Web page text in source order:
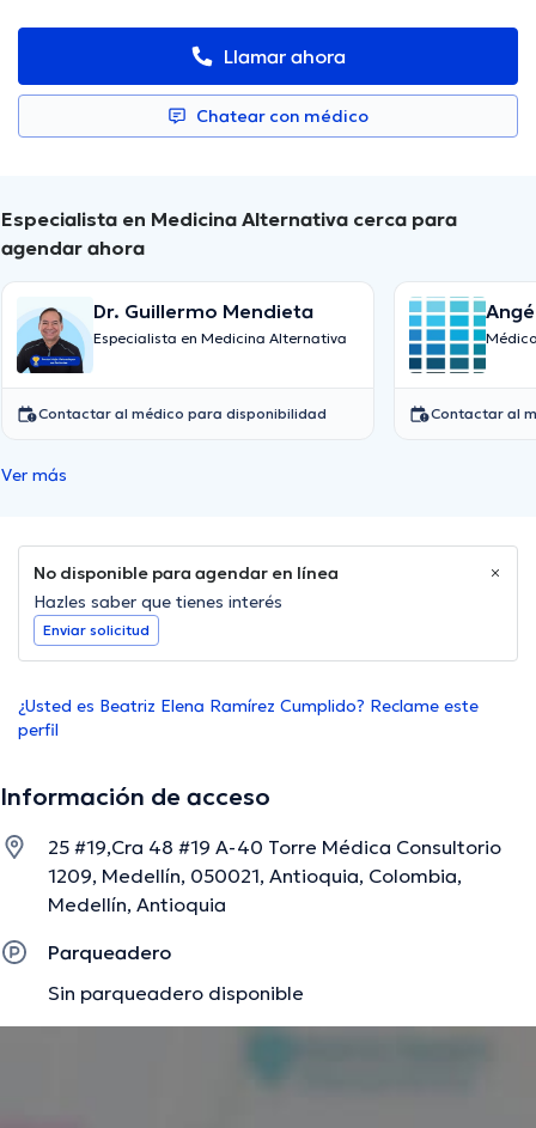
Llamar ahora
Chatear con médico
Especialista en Medicina Alternativa cerca para
agendar ahora
Dr. Guillermo Mendieta
Especialista en Medicina Alternativa
Contactar al médico para disponibilidad Contactar al
Ver más
No disponible para agendar en línea
Hazles saber que tienes interés
Enviar solicitud
¿Usted es Beatriz Elena Ramírez Cumplido? Reclame este
perfil
Información de acceso
25 #19,Cra 48 #19 A-40 Torre Médica Consultorio
1209, Medellín, 050021, Antioquia, Colombia,
Medellín, Antioquia
Parqueadero
Sin parqueadero disponible